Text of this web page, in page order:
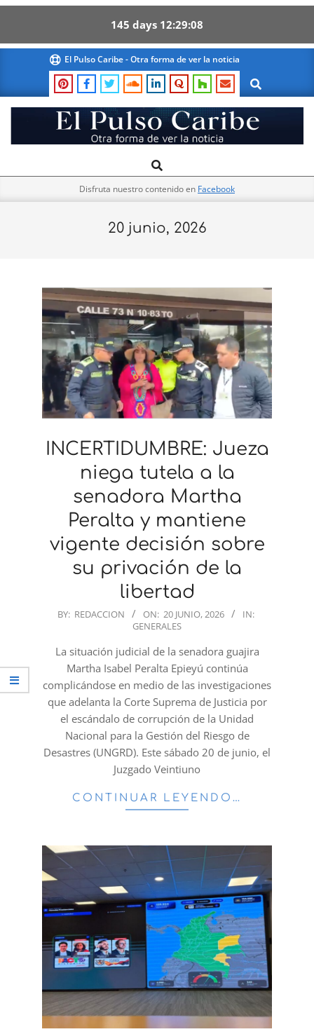
145 days 12 29 08
content
El Pulso Caribe - Otra forma de ver la noticia
Search
El
Pulso
Navigation
Search
Disfruta nuestro contenido en Facebook
20 junio, 2026
INCERTIDUMBRE: Jueza
niega tutela a la
senadora Martha
Peralta y mantiene
vigente decisión sobre
su privación de la
libertad
2026-
BY: REDACCION ON: 20 JUNIO, 2026
IN:
GENERALES
La situación judicial de la senadora guajira
Martha Isabel Peralta Epieyú continúa
complicándose en medio de las investigaciones
que adelanta la Corte Suprema de Justicia por
el escándalo de corrupción de la Unidad
Nacional para la Gestión del Riesgo de
Desastres (UNGRD). Este sábado 20 de junio, el
Juzgado Veintiuno
CONTINUAR LEYENDO…